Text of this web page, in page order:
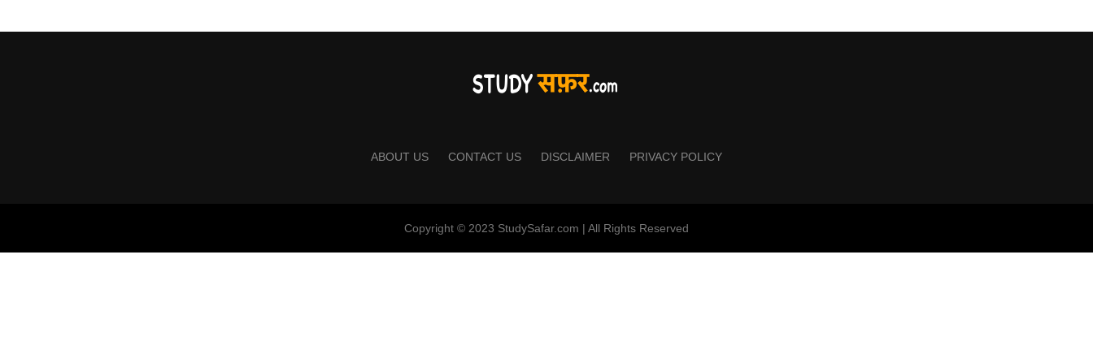
ABOUT US CONTACT US DISCLAIMER PRIVACY POLICY
Copyright © 2023 StudySafar.com | All Rights Reserved